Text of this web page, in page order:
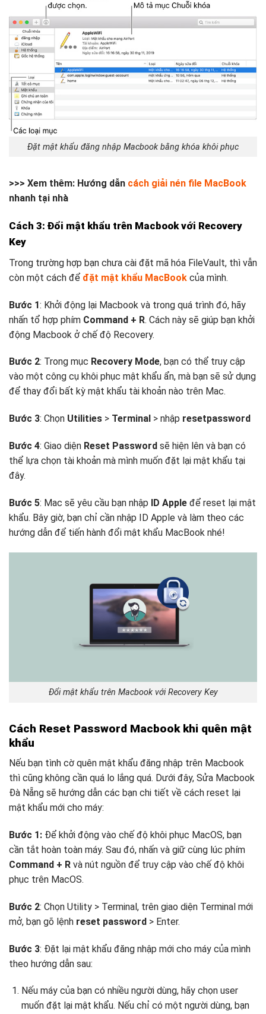
Đặt mật khẩu đăng nhập Macbook bằng khóa khôi phục
>>> Xem thêm: Hướng dẫn cách giải nén file MacBook
nhanh tại nhà
Cách 3: Đổi mật khẩu trên Macbook với Recovery
Key
Trong trường hợp bạn chưa cài đặt mã hóa FileVault, thì vẫn
còn một cách để đặt mật khẩu MacBook của mình.
Bước 1: Khởi động lại Macbook và trong quá trình đó, hãy
nhấn tổ hợp phím Command + R. Cách này sẽ giúp bạn khởi
động Macbook ở chế độ Recovery.
Bước 2: Trong mục Recovery Mode, bạn có thể truy cập
vào một công cụ khôi phục mật khẩu ẩn, mà bạn sẽ sử dụng
để thay đổi bất kỳ mật khẩu tài khoản nào trên Mac.
Bước 3: Chọn Utilities > Terminal > nhập resetpassword
Bước 4: Giao diện Reset Password sẽ hiện lên và bạn có
thể lựa chọn tài khoản mà mình muốn đặt lại mật khẩu tại
đây.
Bước 5: Mac sẽ yêu cầu bạn nhập ID Apple để reset lại mật
khẩu. Bây giờ, bạn chỉ cần nhập ID Apple và làm theo các
hướng dẫn để tiến hành đổi mật khẩu MacBook nhé!
Đổi mật khẩu trên Macbook với Recovery Key
Cách Reset Password Macbook khi quên mật
khẩu
Nếu bạn tình cờ quên mật khẩu đăng nhập trên Macbook
thì cũng không cần quá lo lắng quá. Dưới đây, Sửa Macbook
Đà Nẵng sẽ hướng dẫn các bạn chi tiết về cách reset lại
mật khẩu mới cho máy:
Bước 1: Để khởi động vào chế độ khôi phục MacOS, bạn
cần tắt hoàn toàn máy. Sau đó, nhấn và giữ cùng lúc phím
Command + R và nút nguồn để truy cập vào chế độ khôi
phục trên MacOS.
Bước 2: Chọn Utility > Terminal, trên giao diện Terminal mới
mở, bạn gõ lệnh reset password > Enter.
Bước 3: Đặt lại mật khẩu đăng nhập mới cho máy của mình
theo hướng dẫn sau:
Nếu máy của bạn có nhiều người dùng, hãy chọn user
muốn đặt lại mật khẩu. Nếu chỉ có một người dùng, bạn